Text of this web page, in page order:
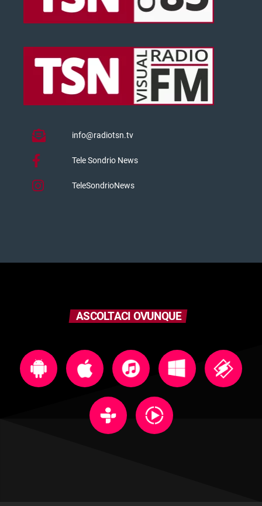
info@radiotsn.tv
Tele Sondrio News
TeleSondrioNews
ASCOLTACI OVUNQUE